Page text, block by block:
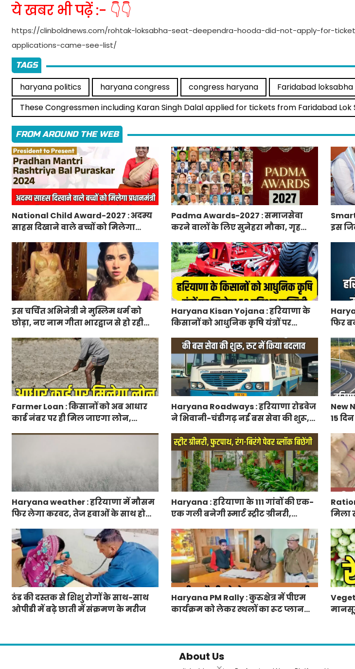
ये खबर भी पढ़ें :- 👇👇
https://clinboldnews.com/rohtak-loksabha-seat-deependra-hooda-did-not-apply-for-
applications-came-see-list/
TAGS
haryana politics haryana congress congress haryana Faridabad
These Congressmen including Karan Singh Dalal applied for tickets from Faridabad Lok
FROM AROUND THE WEB
National Child Award-2027 : अदम्य
साहस दिखाने वाले बच्चों को मिलेगा
ऐसे करें आवेदन
Padma Awards-2027 : समाजसेवा
करने वालों के लिए सुनेहरा मौका, गृह
लिए आवेदन
इस
इस चर्चित अभिनेत्री ने मुस्लिम धर्म को
छोड़ा, नए नाम गीता भारद्वाज से हो रही
Haryana Kisan Yojana : हरियाणा के
किसानों को आधुनिक कृषि यंत्रों पर
आवेदन
फिर
Farmer Loan : किसानों को अब आधार
कार्ड नंबर पर ही मिल जाएगा लोन,
Haryana Roadways : हरियाणा रोडवेज
ने भिवानी-चंडीगढ़ नई बस सेवा की शुरू,
New
15
Haryana weather : हरियाणा में मौसम
फिर लेगा करवट, तेज हवाओं के साथ होगी
Haryana : हरियाणा के 111 गांवों की एक-
एक गली बनेगी स्मार्ट स्ट्रीट ग्रीनरी,
मिला
ठंड की दस्तक से शिशु रोगों के साथ-साथ
ओपीडी में बढ़े छाती में संक्रमण के मरीज
Haryana PM Rally : कुरुक्षेत्र में पीएम
कार्यक्रम को लेकर स्थलों का रूट प्लान
About Us